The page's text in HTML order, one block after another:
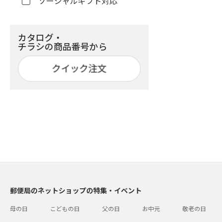
カタログ・
チラシの商品番号から
郵便局のネットショップの特集・イベント
母の日 こどもの日 父の日 お中元 敬老の日